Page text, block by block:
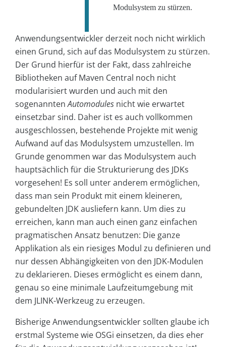
Modulsystem zu stürzen.
Anwendungsentwickler derzeit noch nicht wirklich
einen Grund, sich auf das Modulsystem zu stürzen.
Der Grund hierfür ist der Fakt, dass zahlreiche
Bibliotheken auf Maven Central noch nicht
modularisiert wurden und auch mit den
sogenanntenAutomodules nicht wie erwartet
einsetzbar sind. Daher ist es auch vollkommen
ausgeschlossen, bestehende Projekte mit wenig
Aufwand auf das Modulsystem umzustellen. Im
Grunde genommen war das Modulsystem auch
hauptsächlich für die Strukturierung des JDKs
vorgesehen! Es soll unter anderem ermöglichen,
dass man sein Produkt mit einem kleineren,
gebundelten JDK ausliefern kann. Um dies zu
erreichen, kann man auch einen ganz einfachen
pragmatischen Ansatz benutzen: Die ganze
Applikation als ein riesiges Modul zu definieren und
nur dessen Abhängigkeiten von den JDK-Modulen
zu deklarieren. Dieses ermöglicht es einem dann,
genau so eine minimale Laufzeitumgebung mit
dem JLINK-Werkzeug zu erzeugen.
Bisherige Anwendungsentwickler sollten glaube ich
erstmal Systeme wie OSGi einsetzen, da dies eher